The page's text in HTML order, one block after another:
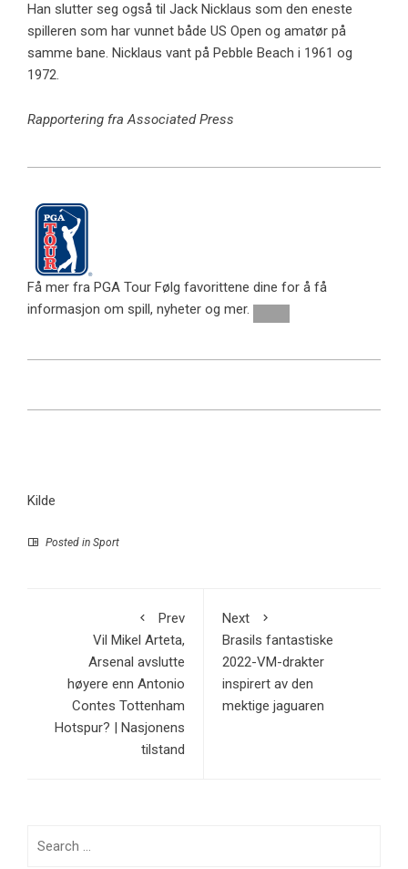
Han slutter seg også til Jack Nicklaus som den eneste
spilleren som har vunnet både US Open og amatør på
samme bane. Nicklaus vant på Pebble Beach i 1961 og
1972.
Rapportering fra Associated Press
Få mer fra PGA Tour Følg favorittene dine for å få
informasjon om spill, nyheter og mer.
Kilde
Posted in Sport
Prev
Vil Mikel Arteta,
Arsenal avslutte
høyere enn Antonio
Contes Tottenham
Hotspur? | Nasjonens
tilstand
Next
Brasils fantastiske
2022-VM-drakter
inspirert av den
mektige jaguaren